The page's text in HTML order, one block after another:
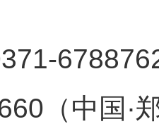
（中国·